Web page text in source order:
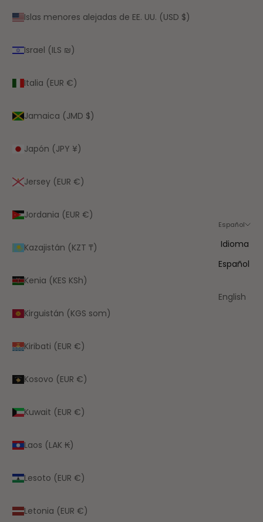
Islas menores alejadas de EE. UU. (USD $)
Israel (ILS ₪)
Italia (EUR €)
Jamaica (JMD $)
Japón (JPY ¥)
Jersey (EUR €)
Jordania (EUR €)
Kazajistán (KZT ₸)
Kenia (KES KSh)
Kirguistán (KGS som)
Kiribati (EUR €)
Kosovo (EUR €)
Kuwait (EUR €)
Laos (LAK ₭)
Lesoto (EUR €)
Letonia (EUR €)
Español
Idioma
Español
English